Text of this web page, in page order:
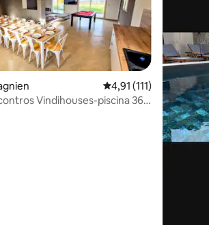
4,91 de uma avaliação
4,91 (111)
Vindihouses-piscina 365